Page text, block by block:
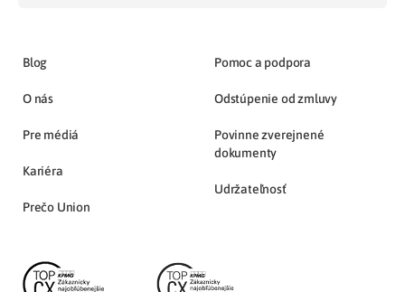
Blog
O nás
Pre médiá
Kariéra
Prečo Union
Pomoc a podpora
Odstúpenie od zmluvy
Povinne zverejnené
dokumenty
Udržateľnosť